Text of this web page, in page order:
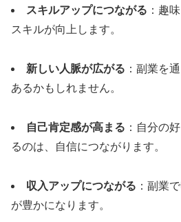
スキルアップにつながる ：趣
スキルが向上します。
新しい人脈が広がる ：副業を
あるかもしれません。
自己肯定感が高まる ：自分の
るのは、自信につながります。
収入アップにつながる ：副業
が豊かになります。